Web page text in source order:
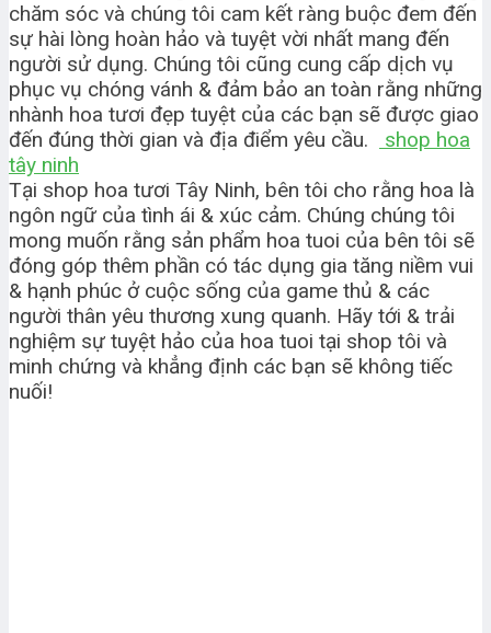
chăm sóc và chúng tôi cam kết ràng buộc đem đến
sự hài lòng hoàn hảo và tuyệt vời nhất mang đến
người sử dụng. Chúng tôi cũng cung cấp dịch vụ
phục vụ chóng vánh & đảm bảo an toàn rằng những
nhành hoa tươi đẹp tuyệt của các bạn sẽ được giao
đến đúng thời gian và địa điểm yêu cầu.
shop hoa
tây ninh
Tại shop hoa tươi Tây Ninh, bên tôi cho rằng hoa là
ngôn ngữ của tình ái & xúc cảm. Chúng chúng tôi
mong muốn rằng sản phẩm hoa tuoi của bên tôi sẽ
đóng góp thêm phần có tác dụng gia tăng niềm vui
& hạnh phúc ở cuộc sống của game thủ & các
người thân yêu thương xung quanh. Hãy tới & trải
nghiệm sự tuyệt hảo của hoa tuoi tại shop tôi và
minh chứng và khẳng định các bạn sẽ không tiếc
nuối!